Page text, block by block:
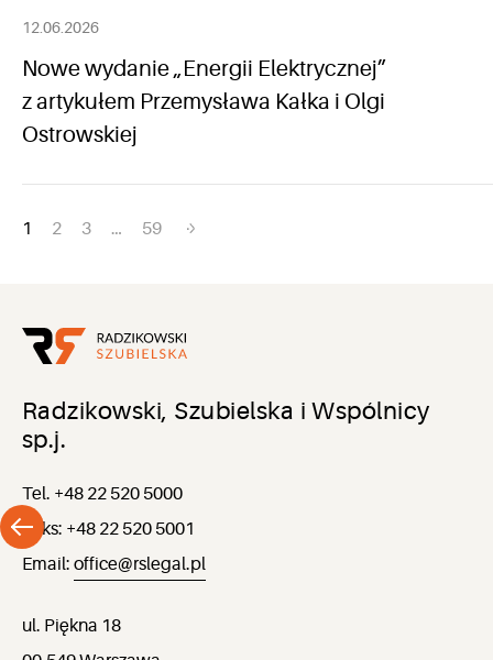
12.06.2026
Nowe wydanie „Energii Elektrycznej”
z artykułem Przemysława Kałka i Olgi
Ostrowskiej
Nawigacja
1 2 3 … 59
Radzikowski, Szubielska i Wspólnicy
sp.j.
Tel. +48 22 520 5000
Faks: +48 22 520 5001
Email: office@rslegal.pl
ul. Piękna 18